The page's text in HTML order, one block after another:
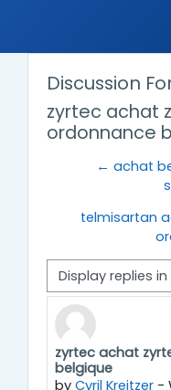
Discussion
zyrtec achat
ordonnance
← achat
telmisartan
Display mode
zyrtec achat
belgique
by Cyril Kreitzer -
Number of